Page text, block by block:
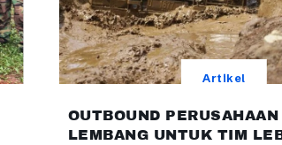
Artikel
OUTBOUND PERUSAHAAN
LEMBANG UNTUK TIM